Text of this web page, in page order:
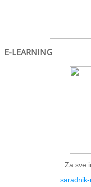
E-LEARNING
Za sve